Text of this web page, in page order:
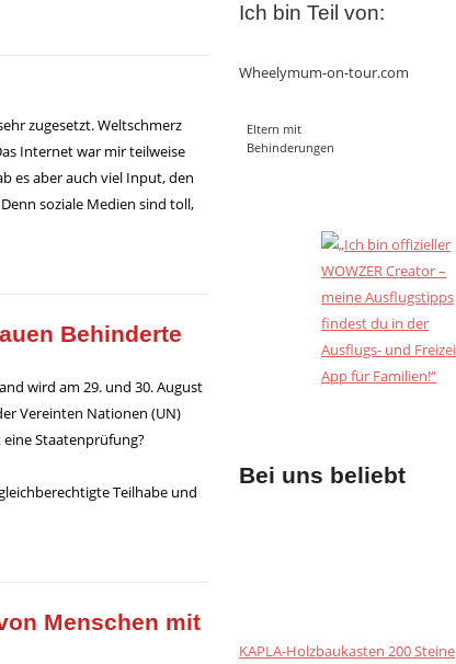
zugesetzt. Weltschmerz
Internet war mir teilweise
es aber auch viel Input, den
soziale Medien sind toll,
Behinderte
wird am 29. und 30. August
Vereinten Nationen (UN)
Staatenprüfung?
Teilhabe und
Menschen mit
Ich bin Teil von:
Wheelymum-on-tour.com
Eltern mit
Behinderungen
Bei uns beliebt
KAPLA-Holzbaukasten 200 Steine